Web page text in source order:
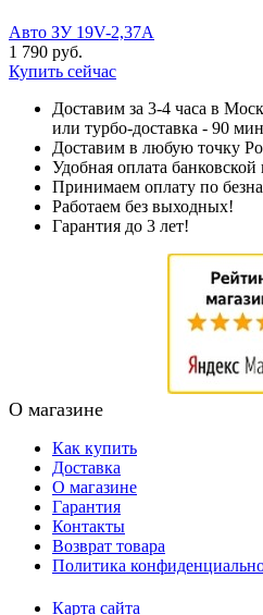
Авто ЗУ 19V-2,37A
1 790 руб.
Купить сейчас
Доставим за 3-4 часа в
или турбо-доставка - 90
Доставим в любую точку
Удобная оплата банковской
Принимаем оплату по
Работаем без выходных!
Гарантия до 3 лет!
О магазине
Как купить
Доставка
О магазине
Гарантия
Контакты
Возврат товара
Политика
Карта сайта